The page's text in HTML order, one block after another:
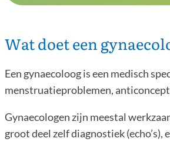
Wat doet een
Een gynaecoloog is een medisch
menstruatieproblemen,
Gynaecologen zijn meestal
groot deel zelf diagnostiek